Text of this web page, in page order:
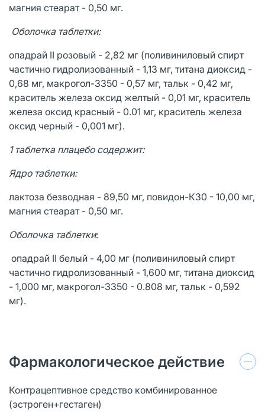
магния стеарат - 0,50 мг.
Оболочка таблетки:
опадрай II розовый - 2,82 мг (поливиниловый спирт
частично гидролизованный - 1,13 мг, титана диоксид -
0,68 мг, макрогол-3350 - 0,57 мг, тальк - 0,42 мг,
краситель железа оксид желтый - 0,01 мг, краситель
железа оксид красный - 0.01 мг, краситель железа
оксид черный - 0,001 мг).
1 таблетка плацебо содержит:
Ядро таблетки:
лактоза безводная - 89,50 мг, повидон-К30 - 10,00 мг,
магния стеарат - 0,50 мг.
Оболочка таблетки:
опадрай II белый - 4,00 мг (поливиниловый спирт
частично гидролизованный - 1,600 мг, титана диоксид
- 1,000 мг, макрогол-3350 - 0.808 мг, тальк - 0,592
мг).
Фармакологическое действие
Контрацептивное средство комбинированное
(эстроген+гестаген)